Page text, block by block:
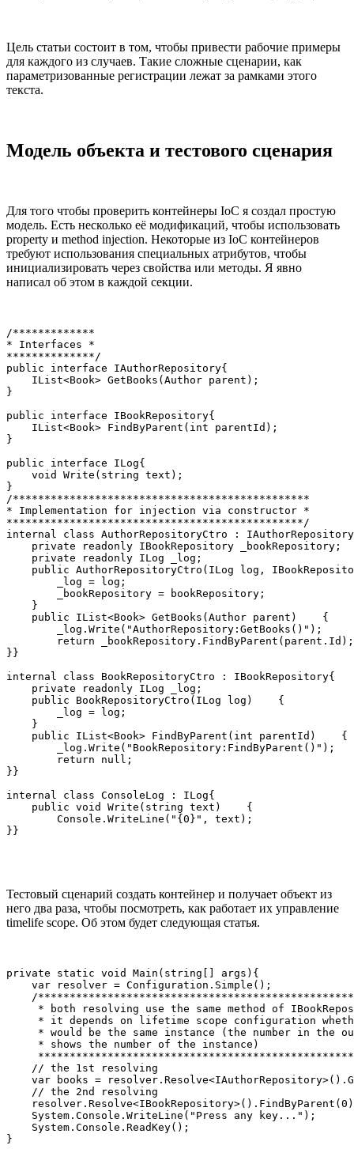
Цель статьи состоит в том, чтобы привести рабочие примеры
для каждого из случаев. Такие сложные сценарии, как
параметризованные регистрации лежат за рамками этого
текста.
Модель объекта и тестового сценария
Для того чтобы проверить контейнеры IoC я создал простую
модель. Есть несколько её модификаций, чтобы использовать
property и method injection. Некоторые из IoC контейнеров
требуют использования специальных атрибутов, чтобы
инициализировать через свойства или методы. Я явно
написал об этом в каждой секции.
/*************
* Interfaces *
**************/
public interface IAuthorRepository{
    IList<Book> GetBooks(Author parent);
}
public interface IBookRepository{
    IList<Book> FindByParent(int parentId);
}
public interface ILog{
    void Write(string text);
}
/***********************************************
* Implementation for injection via constructor *
***********************************************/
internal class AuthorRepositoryCtro :
    private readonly IBookRepository _bookRepository;
    private readonly ILog _log;
public AuthorRepositoryCtro(ILog log,
        _log = log;
        _bookRepository = bookRepository;
    }
    public IList<Book> GetBooks(Author parent)    {
        _log.Write("AuthorRepository:GetBooks()");
        return _bookRepository.FindByParent(parent.Id);
}}
internal class BookRepositoryCtro : IBookRepository{
    private readonly ILog _log;
    public BookRepositoryCtro(ILog log)    {
        _log = log;
    }
    public IList<Book> FindByParent(int parentId)    {
        _log.Write("BookRepository:FindByParent()");
        return null;
}}
internal class ConsoleLog : ILog{
    public void Write(string text)    {
        Console.WriteLine("{0}", text);
}}
Тестовый сценарий создать контейнер и получает объект из
него два раза, чтобы посмотреть, как работает их управление
timelife scope. Об этом будет следующая статья.
private static void Main(string[] args){
    var resolver = Configuration.Simple();
/
* both resolving use the same method of
* it depends on lifetime scope configuration
* would be the same instance (the number in the
* shows the number of the instance)
    // the 1st resolving
var books =
    // the 2nd resolving
    System.Console.WriteLine("Press any key...");
    System.Console.ReadKey();
}